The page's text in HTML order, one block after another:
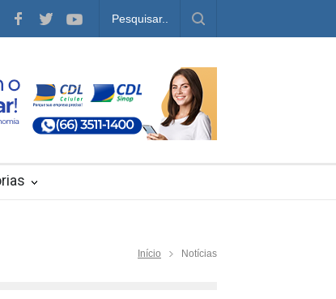
Início Notícias